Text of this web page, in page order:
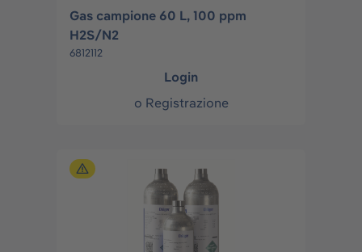
Gas campione 60 L, 100 ppm
H2S/N2
6812112
Login
o Registrazione